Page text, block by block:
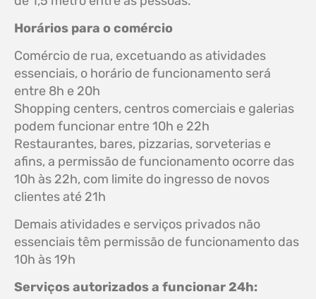
Horários para o comércio
Comércio de rua, excetuando as atividades
essenciais, o horário de funcionamento será
entre 8h e 20h
Shopping centers, centros comerciais e galerias
podem funcionar entre 10h e 22h
Restaurantes, bares, pizzarias, sorveterias e
afins, a permissão de funcionamento ocorre das
10h às 22h, com limite do ingresso de novos
clientes até 21h
Demais atividades e serviços privados não
essenciais têm permissão de funcionamento das
10h às 19h
Serviços autorizados a funcionar 24h: